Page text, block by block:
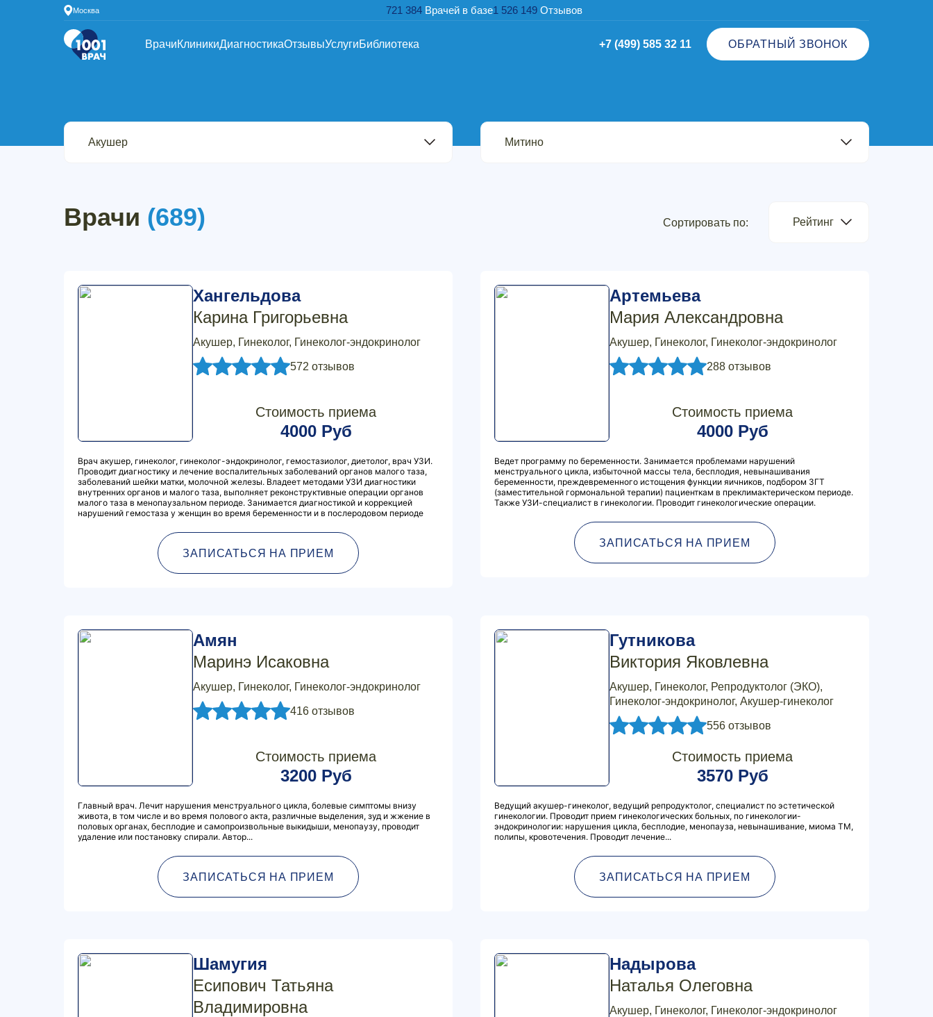
Москва 721 384 Врачей в базе1 526 149 Отзывов
ВрачиКлиникиДиагностикаОтзывыУслугиБиблиотека +7 (499) 585 32 11 ОБРАТНЫЙ ЗВОНОК
Врачи (689) Сортировать по: Рейтинг
Хангельдова
Карина Григорьевна
Акушер, Гинеколог, Гинеколог-эндокринолог
572 отзывов
Стоимость приема
4000 Руб
Врач акушер, гинеколог, гинеколог-эндокринолог, гемостазиолог, диетолог, врач УЗИ.
Проводит диагностику и лечение воспалительных заболеваний органов малого таза,
заболеваний шейки матки, молочной железы. Владеет методами УЗИ диагностики
внутренних органов и малого таза, выполняет реконструктивные операции органов
малого таза в менопаузальном периоде. Занимается диагностикой и коррекцией
нарушений гемостаза у женщин во время беременности и в послеродовом периоде
ЗАПИСАТЬСЯ НА ПРИЕМ
Артемьева
Мария Александровна
Акушер, Гинеколог, Гинеколог-эндокринолог
288 отзывов
Стоимость приема
4000 Руб
Ведет программу по беременности. Занимается проблемами нарушений
менструального цикла, избыточной массы тела, бесплодия, невынашивания
беременности, преждевременного истощения функции яичников, подбором ЗГТ
(заместительной гормональной терапии) пациенткам в преклимактерическом периоде.
Также УЗИ-специалист в гинекологии. Проводит гинекологические операции.
ЗАПИСАТЬСЯ НА ПРИЕМ
Амян
Маринэ Исаковна
Акушер, Гинеколог, Гинеколог-эндокринолог
416 отзывов
Стоимость приема
3200 Руб
Главный врач. Лечит нарушения менструального цикла, болевые симптомы внизу
живота, в том числе и во время полового акта, различные выделения, зуд и жжение в
половых органах, бесплодие и самопроизвольные выкидыши, менопаузу, проводит
удаление или постановку спирали. Автор...
ЗАПИСАТЬСЯ НА ПРИЕМ
Гутникова
Виктория Яковлевна
Акушер, Гинеколог, Репродуктолог (ЭКО),
Гинеколог-эндокринолог, Акушер-гинеколог
556 отзывов
Стоимость приема
3570 Руб
Ведущий акушер-гинеколог, ведущий репродуктолог, специалист по эстетической
гинекологии. Проводит прием гинекологических больных, по гинекологии-
эндокринологии: нарушения цикла, бесплодие, менопауза, невынашивание, миома ТМ,
полипы, кровотечения. Проводит лечение...
ЗАПИСАТЬСЯ НА ПРИЕМ
Шамугия
Есипович Татьяна
Владимировна
Надырова
Наталья Олеговна
Акушер, Гинеколог, Гинеколог-эндокринолог